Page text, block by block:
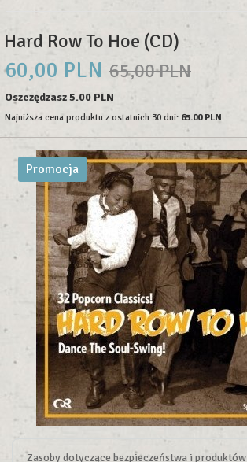
Hard Row To Hoe (CD)
60,00 PLN 65,00 PLN
Oszczędzasz 5.00 PLN
Najniższa cena produktu z ostatnich 30 dni: 65.00 PLN
Promocja
Zasoby dotyczące bezpieczeństwa i produktów